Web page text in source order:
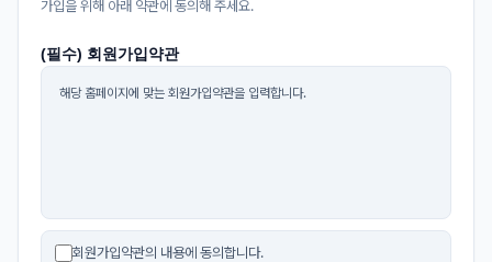
가입을 위해 아래 약관에 동의해 주세요.
(필수) 회원가입약관
해당 홈페이지에 맞는 회원가입약관을 입력합니다.
회원가입약관의 내용에 동의합니다.